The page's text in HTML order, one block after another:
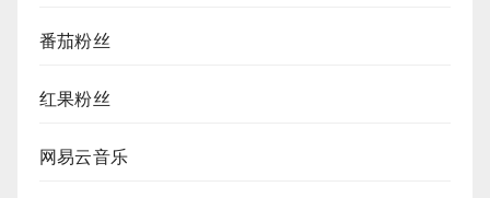
番茄粉丝
红果粉丝
网易云音乐